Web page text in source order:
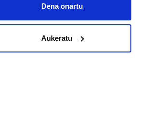
Dena onartu
Aukeratu